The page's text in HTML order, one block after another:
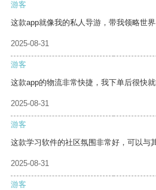
游客
这款app就像我的私人导游，带我领略世界
2025-08-31
游客
这款app的物流非常快捷，我下单后很快就
2025-08-31
游客
这款学习软件的社区氛围非常好，可以与
2025-08-31
游客